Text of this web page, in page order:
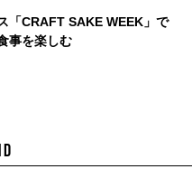
「CRAFT SAKE WEEK」で
事を楽しむ